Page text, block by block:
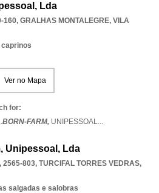
Lda
160, GRALHAS MONTALEGRE, VILA
Ver no Mapa
for:
BORN-FARM, UNIPESSOAL...
Unipessoal, Lda
2565-803, TURCIFAL TORRES VEDRAS,
salgadas e salobras